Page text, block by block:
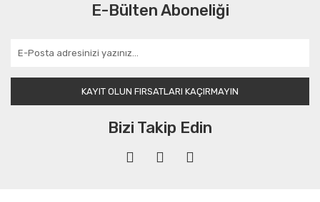
E-Bülten Aboneliği
KAYIT OLUN FIRSATLARI KAÇIRMAYIN
Bizi Takip Edin